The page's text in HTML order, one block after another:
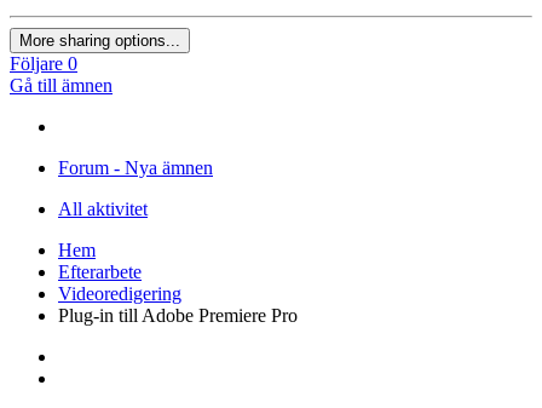
More sharing options...
Följare 0
Gå till ämnen
Forum - Nya ämnen
All aktivitet
Hem
Efterarbete
Videoredigering
Plug-in till Adobe Premiere Pro